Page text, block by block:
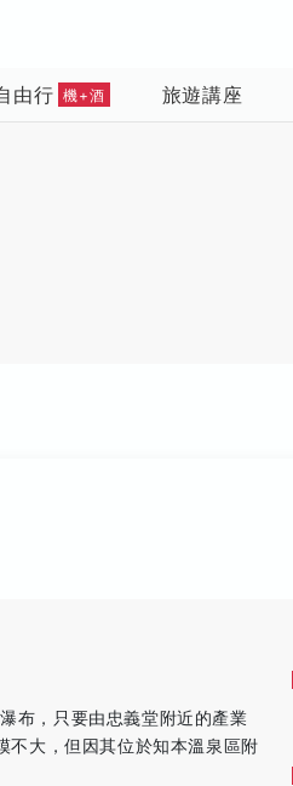
由行 機+酒 旅遊講座
布，只要由忠義堂附近的產業
不大，但因其位於知本溫泉區附